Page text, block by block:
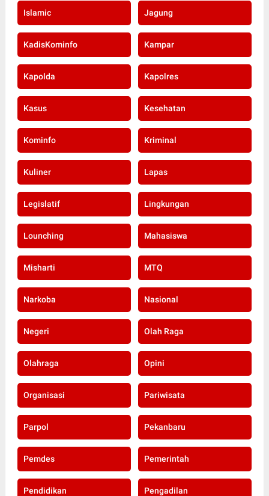
Islamic Jagung
KadisKominfo Kampar
Kapolda Kapolres
Kasus Kesehatan
Kominfo Kriminal
Kuliner Lapas
Legislatif Lingkungan
Lounching Mahasiswa
Misharti MTQ
Narkoba Nasional
Negeri Olah Raga
Olahraga Opini
Organisasi Pariwisata
Parpol Pekanbaru
Pemdes Pemerintah
Pendidikan Pengadilan